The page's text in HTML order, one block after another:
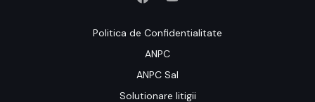
Politica de Confidentialitate
ANPC
ANPC Sal
Solutionare litigii